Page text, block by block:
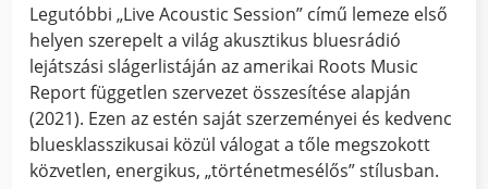
Legutóbbi „Live Acoustic Session” című lemeze első
helyen szerepelt a világ akusztikus bluesrádió
lejátszási slágerlistáján az amerikai Roots Music
Report független szervezet összesítése alapján
(2021). Ezen az estén saját szerzeményei és kedvenc
bluesklasszikusai közül válogat a tőle megszokott
közvetlen, energikus, „történetmesélős” stílusban.